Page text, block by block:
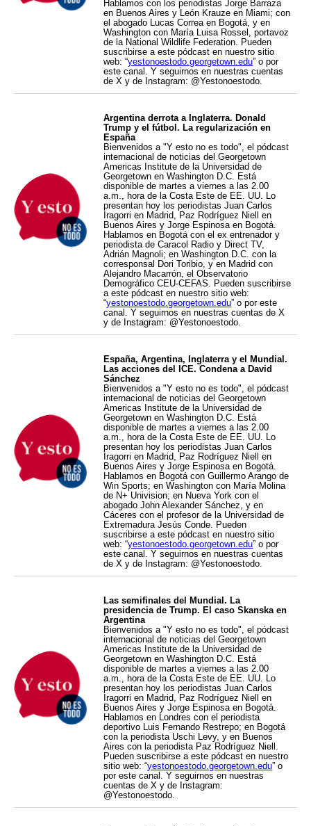
Hablamos con los periodistas Jorge Barraza
en Buenos Aires y León Krauze en Miami; con
el abogado Lucas Correa en Bogotá, y en
Washington con María Luisa Rossel, portavoz
de la National Wildlife Federation. Pueden
suscribirse a este pódcast en nuestro sitio
web: “yestonoestodo.georgetown.edu” o por
este canal. Y seguirnos en nuestras cuentas
de X y de Instagram: @Yestonoestodo.
Argentina derrota a Inglaterra. Donald
Trump y el fútbol. La regularización en
España
Bienvenidos a "Y esto no es todo", el pódcast
internacional de noticias del Georgetown
Americas Institute de la Universidad de
Georgetown en Washington D.C. Está
disponible de martes a viernes a las 2.00
a.m., hora de la Costa Este de EE. UU. Lo
presentan hoy los periodistas Juan Carlos
Iragorri en Madrid, Paz Rodríguez Niell en
Buenos Aires y Jorge Espinosa en Bogotá.
Hablamos en Bogotá con el ex entrenador y
periodista de Caracol Radio y Direct TV,
Adrián Magnoli; en Washington D.C. con la
corresponsal Dori Toribio, y en Madrid con
Alejandro Macarrón, el Observatorio
Demográfico CEU-CEFAS. Pueden suscribirse
a este pódcast en nuestro sitio web:
“yestonoestodo.georgetown.edu” o por este
canal. Y seguirnos en nuestras cuentas de X
y de Instagram: @Yestonoestodo.
España, Argentina, Inglaterra y el Mundial.
Las acciones del ICE. Condena a David
Sánchez
Bienvenidos a "Y esto no es todo", el pódcast
internacional de noticias del Georgetown
Americas Institute de la Universidad de
Georgetown en Washington D.C. Está
disponible de martes a viernes a las 2.00
a.m., hora de la Costa Este de EE. UU. Lo
presentan hoy los periodistas Juan Carlos
Iragorri en Madrid, Paz Rodríguez Niell en
Buenos Aires y Jorge Espinosa en Bogotá.
Hablamos en Bogotá con Guillermo Arango de
Win Sports; en Washington con María Molina
de N+ Univision; en Nueva York con el
abogado John Alexander Sánchez, y en
Cáceres con el profesor de la Universidad de
Extremadura Jesús Conde. Pueden
suscribirse a este pódcast en nuestro sitio
web: “yestonoestodo.georgetown.edu” o por
este canal. Y seguirnos en nuestras cuentas
de X y de Instagram: @Yestonoestodo.
Las semifinales del Mundial. La
presidencia de Trump. El caso Skanska en
Argentina
Bienvenidos a "Y esto no es todo", el pódcast
internacional de noticias del Georgetown
Americas Institute de la Universidad de
Georgetown en Washington D.C. Está
disponible de martes a viernes a las 2.00
a.m., hora de la Costa Este de EE. UU. Lo
presentan hoy los periodistas Juan Carlos
Iragorri en Madrid, Paz Rodríguez Niell en
Buenos Aires y Jorge Espinosa en Bogotá.
Hablamos en Londres con el periodista
deportivo Luis Fernando Restrepo; en Bogotá
con la periodista Uschi Levy, y en Buenos
Aires con la periodista Paz Rodríguez Niell.
Pueden suscribirse a este pódcast en nuestro
sitio web: “yestonoestodo.georgetown.edu” o
por este canal. Y seguirnos en nuestras
cuentas de X y de Instagram:
@Yestonoestodo.